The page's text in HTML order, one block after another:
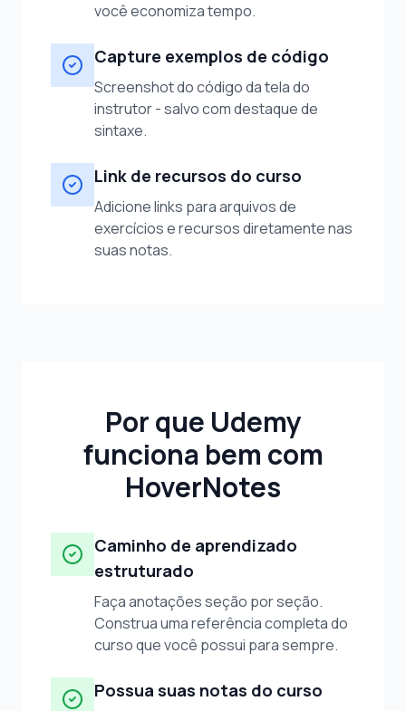
você economiza tempo.
Capture exemplos de código
Screenshot do código da tela do
instrutor - salvo com destaque de
sintaxe.
Link de recursos do curso
Adicione links para arquivos de
exercícios e recursos diretamente nas
suas notas.
Por que Udemy
funciona bem com
HoverNotes
Caminho de aprendizado
estruturado
Faça anotações seção por seção.
Construa uma referência completa do
curso que você possui para sempre.
Possua suas notas do curso